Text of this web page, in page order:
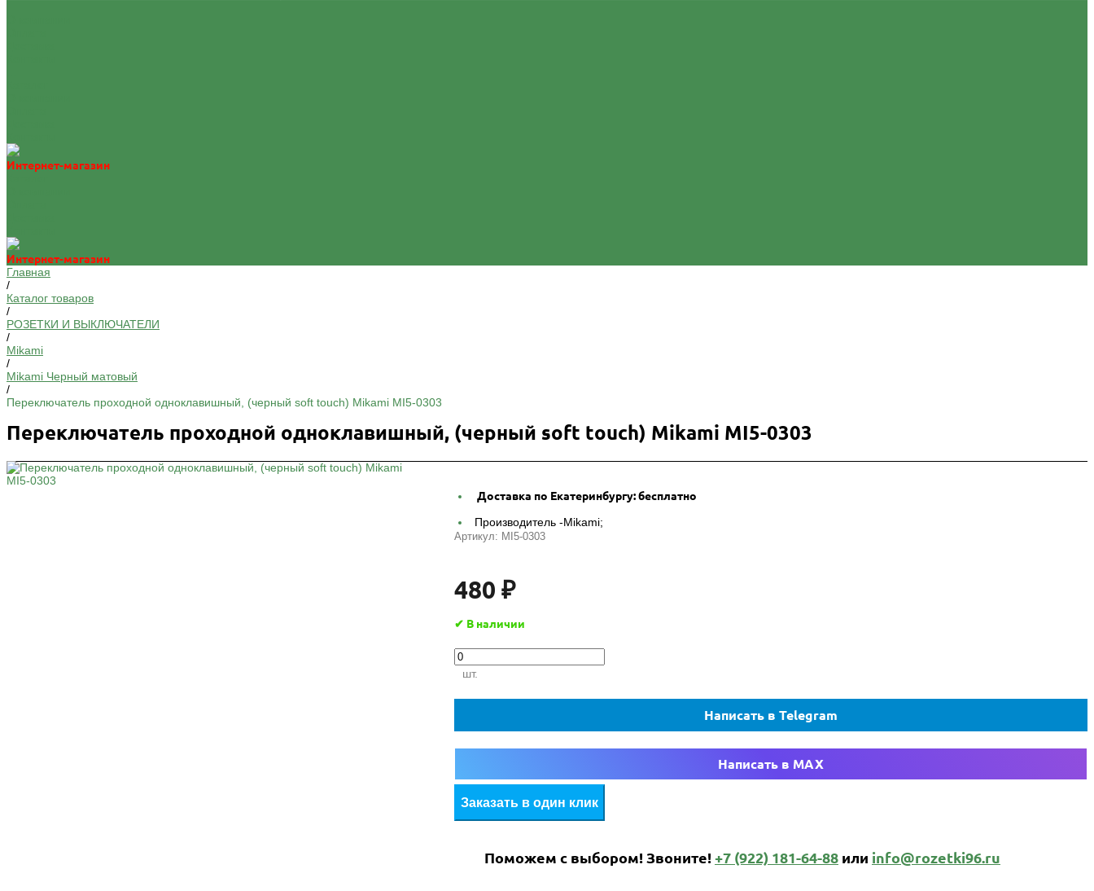
Интернет-магазин
Интернет-магазин
Главная
/
Каталог товаров
/
РОЗЕТКИ И ВЫКЛЮЧАТЕЛИ
/
Mikami
/
Mikami Черный матовый
/
Переключатель проходной одноклавишный, (черный soft touch) Mikami MI5-0303
Переключатель проходной одноклавишный, (черный soft touch) Mikami MI5-0303
Доставка по Екатеринбургу:бесплатно
Производитель -Mikami;
Артикул: MI5-0303
480 ₽
✔ В наличии
шт.
Написать в Telegram
Написать в MAX
Заказать в один клик
Поможем c выбором! Звоните! +7 (922) 181-64-88 или info@rozetki96.ru